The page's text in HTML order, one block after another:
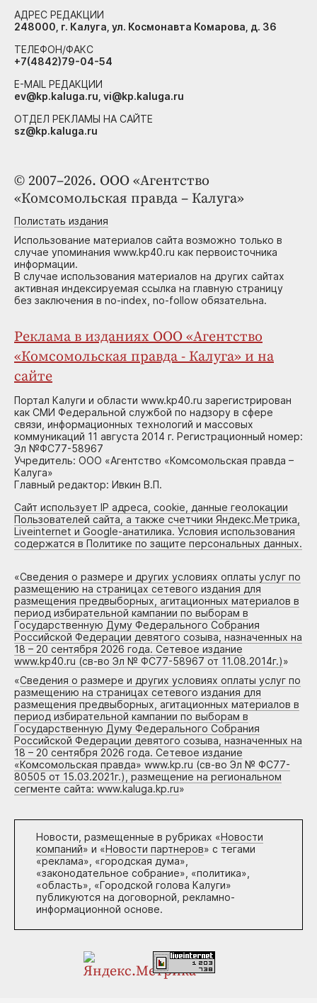
© 2007–2026. ООО «Агентство
«Комсомольская правда – Калуга»
Полистать издания
Использование материалов сайта возможно только в
случае упоминания www.kp40.ru как первоисточника
информации.
В случае использования материалов на других сайтах
активная индексируемая ссылка на главную страницу
без заключения в no-index, no-follow обязательна.
Реклама в изданиях ООО «Агентство
«Комсомольская правда - Калуга» и на
сайте
Портал Калуги и области www.kp40.ru зарегистрирован
как СМИ Федеральной службой по надзору в сфере
связи, информационных технологий и массовых
коммуникаций 11 августа 2014 г. Регистрационный номер:
Эл №ФС77-58967
Учредитель: ООО «Агентство «Комсомольская правда –
Калуга»
Главный редактор: Ивкин В.П.
Сайт использует IP адреса, cookie, данные геолокации
Пользователей сайта, а также счетчики Яндекс.Метрика,
Liveinternet и Google-анатилика. Условия использования
содержатся в Политике по защите персональных данных.
«Сведения о размере и других условиях оплаты услуг по
размещению на страницах сетевого издания для
размещения предвыборных, агитационных материалов в
период избирательной кампании по выборам в
Государственную Думу Федерального Собрания
Российской Федерации девятого созыва, назначенных на
18 – 20 сентября 2026 года. Сетевое издание
www.kp40.ru (св-во Эл № ФС77-58967 от 11.08.2014г.)»
«Сведения о размере и других условиях оплаты услуг по
размещению на страницах сетевого издания для
размещения предвыборных, агитационных материалов в
период избирательной кампании по выборам в
Государственную Думу Федерального Собрания
Российской Федерации девятого созыва, назначенных на
18 – 20 сентября 2026 года. Сетевое издание
«Комсомольская правда» www.kp.ru (св-во Эл № ФС77-
80505 от 15.03.2021г.), размещение на региональном
сегменте сайта: www.kaluga.kp.ru»
Новости, размещенные в рубриках «Новости
компаний» и «Новости партнеров» с тегами
«реклама», «городская дума»,
«законодательное собрание», «политика»,
«область», «Городской голова Калуги»
публикуются на договорной, рекламно-
информационной основе.
АДРЕС РЕДАКЦИИ
248000, г. Калуга, ул. Космонавта Комарова, д. 36
ТЕЛЕФОН/ФАКС
+7(4842)79-04-54
E-MAIL РЕДАКЦИИ
ev@kp.kaluga.ru, vi@kp.kaluga.ru
ОТДЕЛ РЕКЛАМЫ НА САЙТЕ
sz@kp.kaluga.ru